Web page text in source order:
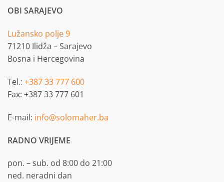
OBI SARAJEVO
Lužansko polje 9
71210 Ilidža – Sarajevo
Bosna i Hercegovina
Tel.: +387 33 777 600
Fax: +387 33 777 601
E-mail: info@solomaher.ba
RADNO VRIJEME
pon. – sub. od 8:00 do 21:00
ned. neradni dan